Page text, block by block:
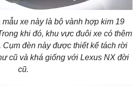
xe này là bộ vành hợp kim 19
khi đó, khu vực đuôi xe có thêm
đèn này được thiết kế tách rời
cũ và khá giống với Lexus NX đời
cũ.